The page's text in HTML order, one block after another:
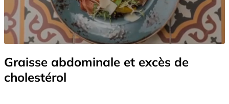
Graisse abdominale et excès de
cholestérol